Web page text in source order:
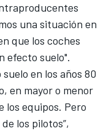
una situación en
que los coches
efecto suelo".
en los años 80
en mayor o menor
los equipos. Pero
los pilotos”,